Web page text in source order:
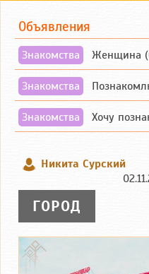
Объявления
Знакомства Женщина (65 -162-63)
Знакомства Познакомлюсь с
Знакомства Хочу познакомиться с
Никита Сурский
ГОРОД